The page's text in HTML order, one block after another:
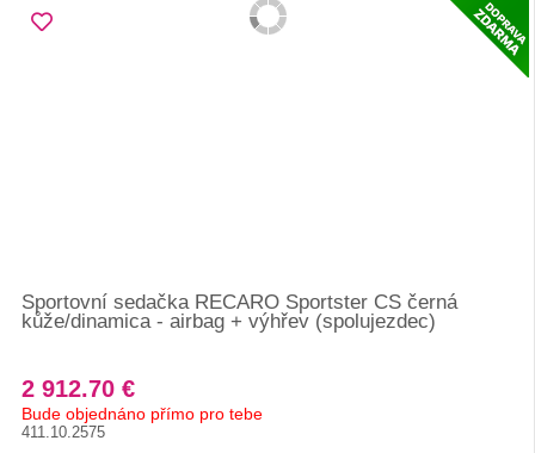
Sportovní sedačka RECARO Sportster CS černá
kůže/dinamica - airbag + výhřev (spolujezdec)
2 912.70 €
Bude objednáno přímo pro tebe
411.10.2575